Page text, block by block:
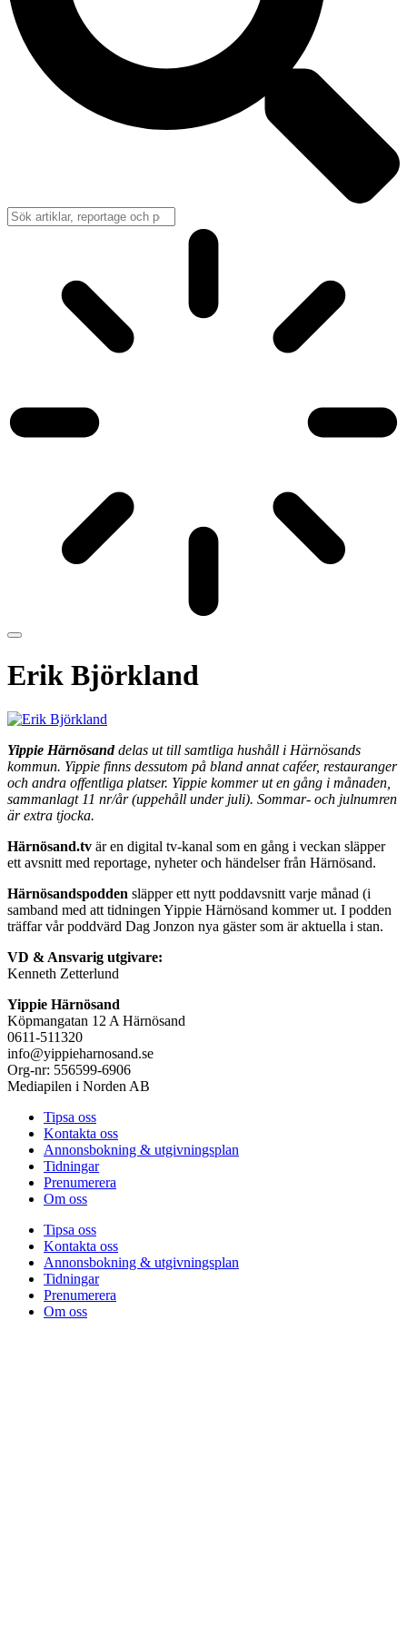
Erik Björkland
Yippie Härnösanddelas ut till samtliga hushåll i Härnösands
kommun. Yippie finns dessutom på bland annat caféer, restauranger
och andra offentliga platser. Yippie kommer ut en gång i månaden,
sammanlagt 11 nr/år (uppehåll under juli). Sommar- och julnumren
är extra tjocka.
Härnösand.tv är en digital tv-kanal som en gång i veckan släpper
ett avsnitt med reportage, nyheter och händelser från Härnösand.
Härnösandspodden släpper ett nytt poddavsnitt varje månad (i
samband med att tidningen Yippie Härnösand kommer ut. I podden
träffar vår poddvärd Dag Jonzon nya gäster som är aktuella i stan.
VD & Ansvarig utgivare:
Kenneth Zetterlund
Yippie Härnösand
Köpmangatan 12 A Härnösand
0611-511320
info@yippieharnosand.se
Org-nr: 556599-6906
Mediapilen i Norden AB
Tipsa oss
Kontakta oss
Annonsbokning & utgivningsplan
Tidningar
Prenumerera
Om oss
Tipsa oss
Kontakta oss
Annonsbokning & utgivningsplan
Tidningar
Prenumerera
Om oss